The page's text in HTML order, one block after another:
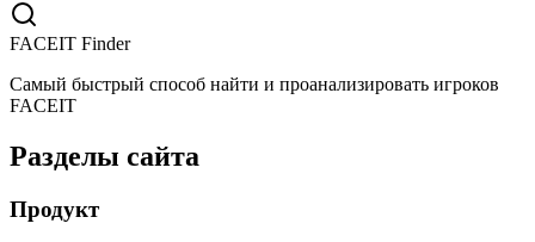
FACEIT Finder
Самый быстрый способ найти и проанализировать игроков
FACEIT
Разделы сайта
Продукт